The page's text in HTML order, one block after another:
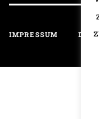
IMPRESSUM